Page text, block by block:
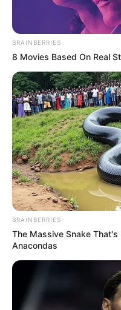
BRAINBERRIES
8 Movies Based On Real
BRAINBERRIES
The Massive Snake
Anacondas